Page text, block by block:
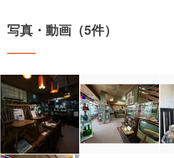
写真・動画（5件）